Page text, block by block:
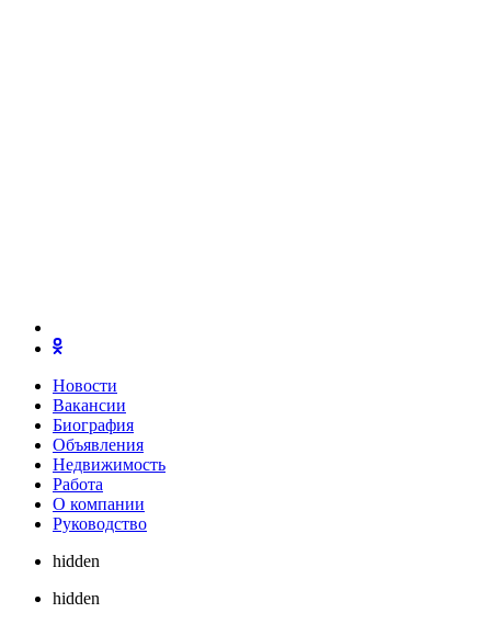
Новости
Вакансии
Биография
Объявления
Недвижимость
Работа
О компании
Руководство
hidden
hidden